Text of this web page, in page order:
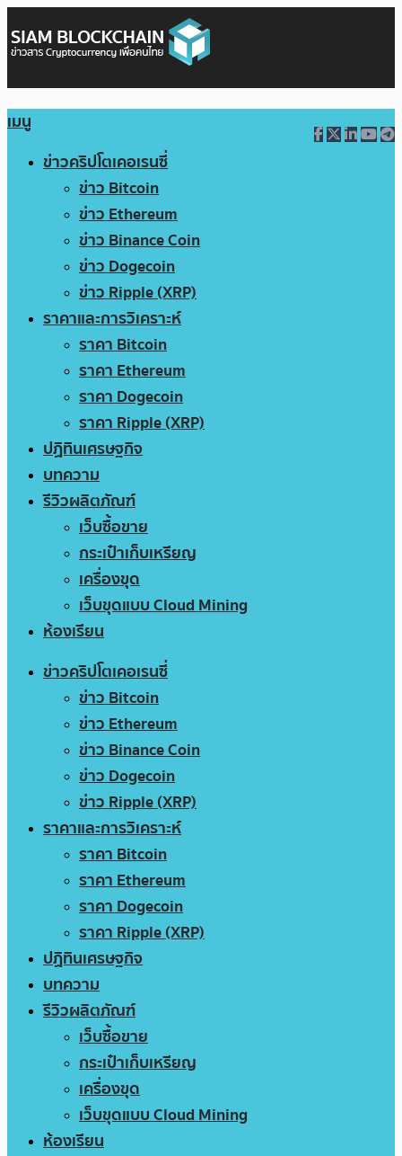
เมนู
ข่าวคริปโตเคอเรนซี่
ข่าว Bitcoin
ข่าว Ethereum
ข่าว Binance Coin
ข่าว Dogecoin
ข่าว Ripple (XRP)
ราคาและการวิเคราะห์
ราคา Bitcoin
ราคา Ethereum
ราคา Dogecoin
ราคา Ripple (XRP)
ปฏิทินเศรษฐกิจ
บทความ
รีวิวผลิตภัณฑ์
เว็บซื้อขาย
กระเป๋าเก็บเหรียญ
เครื่องขุด
เว็บขุดแบบ Cloud Mining
ห้องเรียน
ข่าวคริปโตเคอเรนซี่
ข่าว Bitcoin
ข่าว Ethereum
ข่าว Binance Coin
ข่าว Dogecoin
ข่าว Ripple (XRP)
ราคาและการวิเคราะห์
ราคา Bitcoin
ราคา Ethereum
ราคา Dogecoin
ราคา Ripple (XRP)
ปฏิทินเศรษฐกิจ
บทความ
รีวิวผลิตภัณฑ์
เว็บซื้อขาย
กระเป๋าเก็บเหรียญ
เครื่องขุด
เว็บขุดแบบ Cloud Mining
ห้องเรียน